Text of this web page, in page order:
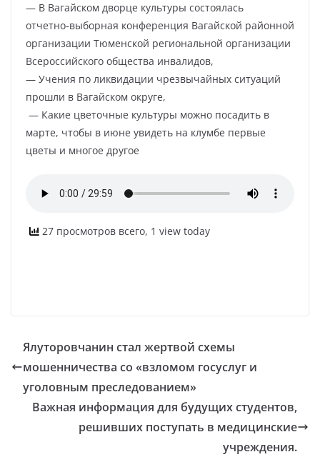
— В Вагайском дворце культуры состоялась
отчетно‑выборная конференция Вагайской районной
организации Тюменской региональной организации
Всероссийского общества инвалидов,
— Учения по ликвидации чрезвычайных ситуаций
прошли в Вагайском округе,
— Какие цветочные культуры можно посадить в
марте, чтобы в июне увидеть на клумбе первые
цветы и многое другое
27 просмотров всего, 1 view today
Ялуторовчанин стал жертвой схемы
мошенничества со «взломом госуслуг и
уголовным преследованием»
Важная информация для будущих студентов,
решивших поступать в медицинские
учреждения.